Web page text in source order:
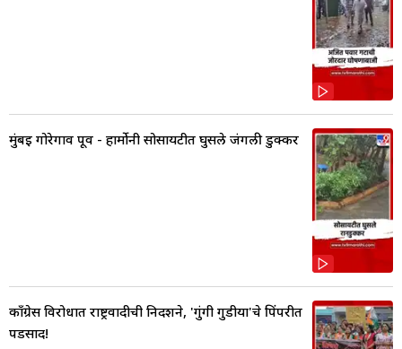
मुंबई गोरेगाव पूर्व - हार्मोनी सोसायटीत घुसले जंगली डुक्कर
काँग्रेस विरोधात राष्ट्रवादीची निदर्शने, 'गुंगी गुडीया'चे पिंपरीत
पडसाद!